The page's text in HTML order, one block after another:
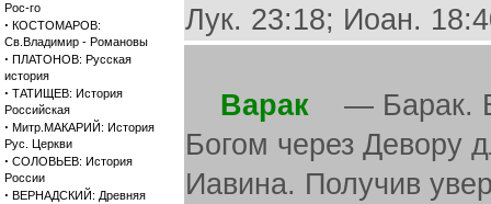
Рос-го
· КОСТОМАРОВ:
Св.Владимир - Романовы
· ПЛАТОНОВ: Русская
история
· ТАТИЩЕВ: История
Российская
· Митр.МАКАРИЙ: История
Рус. Церкви
· СОЛОВЬЕВ: История
России
· ВЕРНАДСКИЙ: Древняя
Лук. 23:18; Иоан.
Варак — Барак.
Богом через Девору
Иавина. Получив